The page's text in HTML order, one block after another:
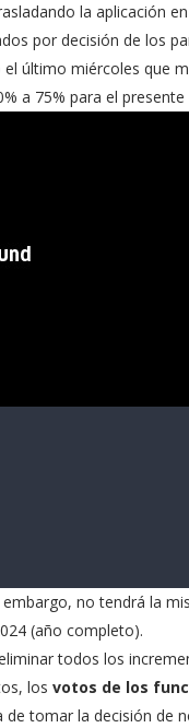
la aplicación
por decisión de los
el último miércoles que
a 75% para el presente
no tendrá la
(año completo).
todos los
los votos de los
tomar la decisión de